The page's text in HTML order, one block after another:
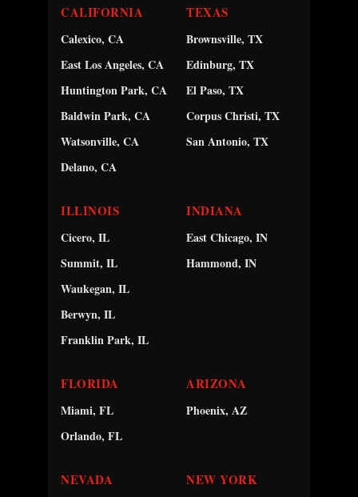
CALIFORNIA
Calexico, CA
East Los Angeles, CA
Huntington Park, CA
Baldwin Park, CA
Watsonville, CA
Delano, CA
TEXAS
Brownsville, TX
Edinburg, TX
El Paso, TX
Corpus Christi, TX
San Antonio, TX
ILLINOIS
Cicero, IL
Summit, IL
Waukegan, IL
Berwyn, IL
Franklin Park, IL
INDIANA
East Chicago, IN
Hammond, IN
FLORIDA
Miami, FL
Orlando, FL
ARIZONA
Phoenix, AZ
NEVADA NEW YORK